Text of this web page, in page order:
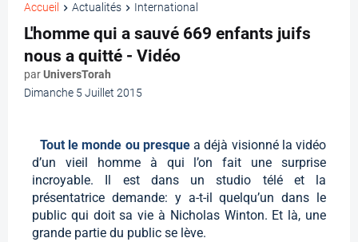
Accueil Actualités International
L'homme qui a sauvé 669 enfants juifs
nous a quitté - Vidéo
parUniversTorah
Dimanche 5 Juillet 2015
Tout le monde ou presquea déjà visionné la vidéo
d’un vieil homme à qui l’on fait une surprise
incroyable. Il est dans un studio télé et la
présentatrice demande: y a-t-il quelqu’un dans le
public qui doit sa vie à Nicholas Winton. Et là, une
grande partie du public se lève.